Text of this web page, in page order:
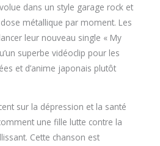
dans un style garage rock et
métallique par moment. Les
leur nouveau single « My
superbe vidéoclip pour les
et d’anime japonais plutôt
sur la dépression et la santé
une fille lutte contre la
Cette chanson est